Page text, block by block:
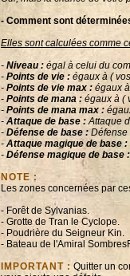
- Comment sont
Elles sont calculées comme
- Niveau : égal à celui du
- Points de vie : égaux à (
- Points de vie max : égaux
- Points de mana : égaux à (
- Points de mana max :
-Attaque de base :Attaque
- Défense de base : Défense
-Attaque magique de base :
- Défense magique de base :
NOTE :
Les zones concernées par
- Forêt de Sylvanias.
- Grotte de Tran le Cyclope.
- Poudrière du Seigneur Kin.
- Bateau de l'Amiral
IMPORTANT : Quitter un